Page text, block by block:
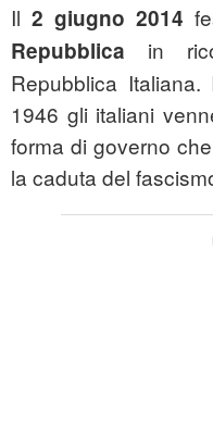
Il 2 giugno 2014
Repubblica in
Repubblica
1946 gli italiani
forma di governo
la caduta del